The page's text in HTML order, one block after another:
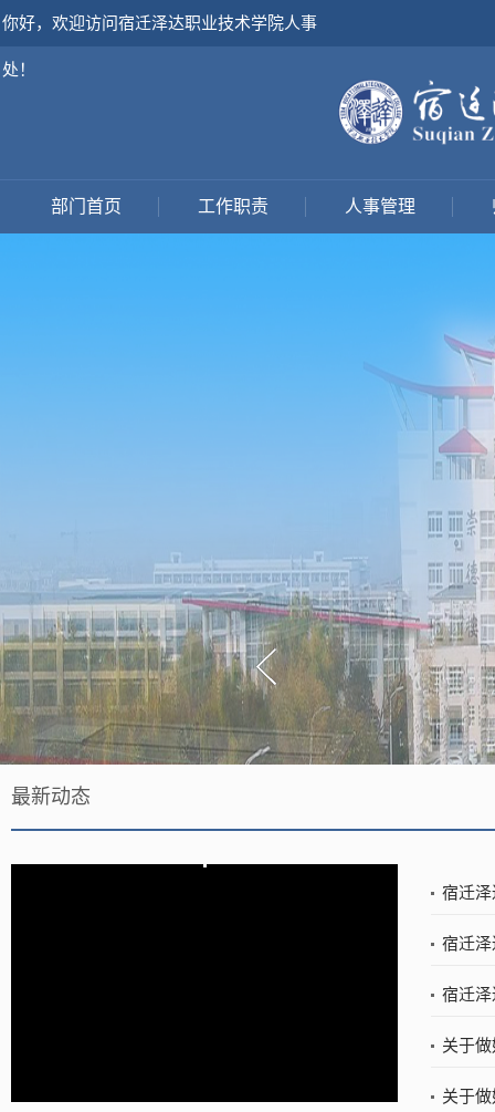
你好，欢迎访问宿迁泽达职业技术学院人事
处！
部门首页 工作职责 人事管理
最新动态
宿迁
宿迁
宿迁
关于
关于